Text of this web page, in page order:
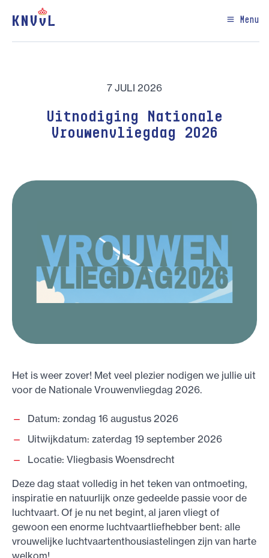
Menu
7 JULI 2026
Uitnodiging Nationale
Vrouwenvliegdag 2026
Het is weer zover! Met veel plezier nodigen we jullie uit
voor de Nationale Vrouwenvliegdag 2026.
Datum: zondag 16 augustus 2026
Uitwijkdatum: zaterdag 19 september 2026
Locatie: Vliegbasis Woensdrecht
Deze dag staat volledig in het teken van ontmoeting,
inspiratie en natuurlijk onze gedeelde passie voor de
luchtvaart. Of je nu net begint, al jaren vliegt of
gewoon een enorme luchtvaartliefhebber bent: alle
vrouwelijke luchtvaartenthousiastelingen zijn van harte
welkom!